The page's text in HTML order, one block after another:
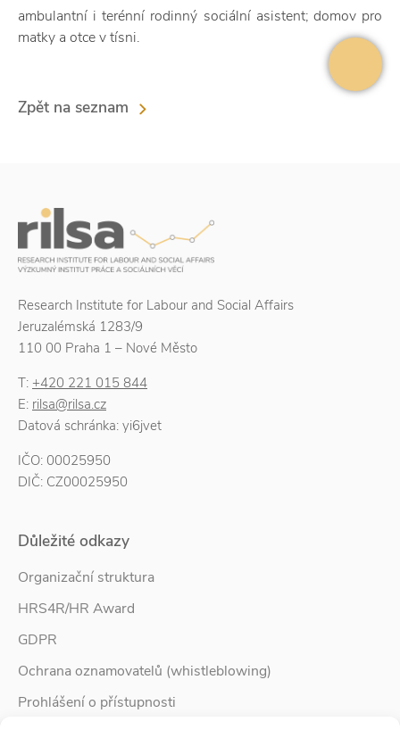
ambulantní i terénní rodinný sociální asistent; domov pro
matky a otce v tísni.
Zpět na seznam
Research Institute for Labour and Social Affairs
Jeruzalémská 1283/9
110 00 Praha 1 – Nové Město
T: +420 221 015 844
E: rilsa@rilsa.cz
Datová schránka: yi6jvet
IČO: 00025950
DIČ: CZ00025950
Důležité odkazy
Organizační struktura
HRS4R/HR Award
GDPR
Ochrana oznamovatelů (whistleblowing)
Prohlášení o přístupnosti